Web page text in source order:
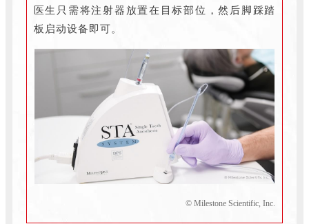
医生只需将注射器放置在目标部位，然后脚踩踏
板启动设备即可。
© Milestone Scientific, Inc.